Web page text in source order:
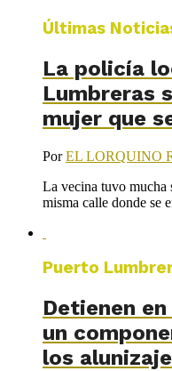
Últimas
La policía
Lumbreras
mujer que
PorEL LORQUINO
La vecina tuvo mucha
misma calle donde se
Puerto
Detienen
un
los